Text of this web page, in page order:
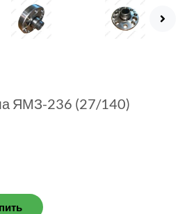
ЯМЗ-236 (27/140)